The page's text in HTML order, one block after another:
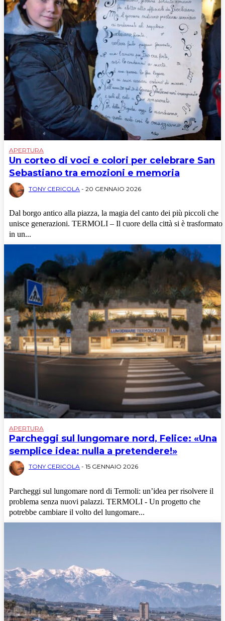
APERTURA
Un corteo di voci e colori per celebrare San
Sebastiano tra emozioni e memoria
TONY CERICOLA - 20 GENNAIO 2026
Dal borgo antico alla piazza, la magia del canto dei più piccoli che
unisce generazioni. TERMOLI – Il cuore della città si è trasformato
in un...
APERTURA
Parcheggi sul lungomare nord, Felice: «Una
semplice idea: nulla a pretendere!»
TONY CERICOLA - 15 GENNAIO 2026
Parcheggi sul lungomare nord di Termoli: un’idea per risolvere il
problema senza nuovi palazzi. TERMOLI - Un progetto che
potrebbe cambiare il volto del lungomare...